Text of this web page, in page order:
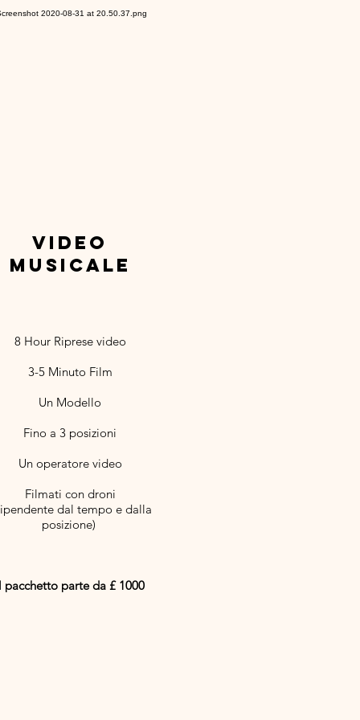
8Hour Riprese video
3-5 Minuto Film
Un Modello​
Fino a 3 posizioni
Un operatore video
Filmati con droni
dal tempo e dalla
posizione)
pacchetto parte da £ 1000
video
musicale